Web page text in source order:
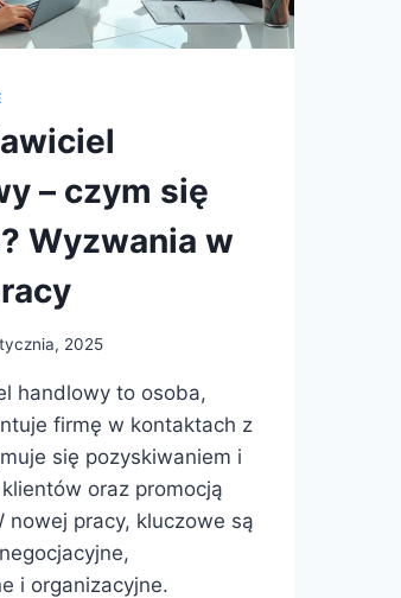
– czym się
Wyzwania w
2025
handlowy to osoba,
firmę w kontaktach z
się pozyskiwaniem i
oraz promocją
nowej pracy, kluczowe są
i organizacyjne.